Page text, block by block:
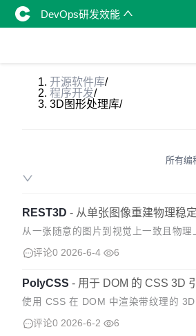
DevOps研发效能
开源软件库/
程序开发/
3D图形处理库/
所有编
REST3D - 从单张图像重建物理稳
从一张随意的图片到视觉上一致且物
约束细化相结合，能够重构物理稳定
评论0 2026-6-4 6
PolyCSS - 用于 DOM 的 CSS 3D
使用 CSS 在 DOM 中渲染带纹理的
TF、GLB 和 MagicaVoxel VO...
评论0 2026-6-2 6